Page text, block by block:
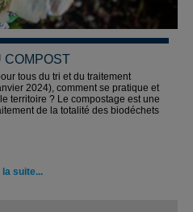
COMPOST
tous du tri et du traitement
2024), comment se pratique et
territoire ? Le compostage est une
de la totalité des biodéchets
la suite...